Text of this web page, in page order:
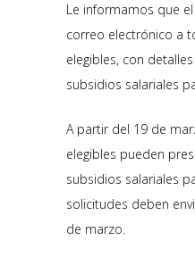
Le informamos que el
correo electrónico a
elegibles, con
subsidios salariales
A partir del 19 de
elegibles pueden
subsidios salariales
solicitudes deben
de marzo.